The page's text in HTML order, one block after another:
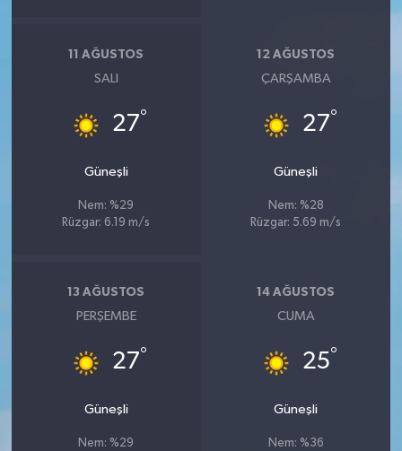
11 AĞUSTOS
SALI
27°
Güneşli
Nem: %29
Rüzgar: 6.19 m/s
12 AĞUSTOS
ÇARŞAMBA
27°
Güneşli
Nem: %28
Rüzgar: 5.69 m/s
13 AĞUSTOS
PERŞEMBE
27°
Güneşli
Nem: %29
14 AĞUSTOS
CUMA
25°
Güneşli
Nem: %36